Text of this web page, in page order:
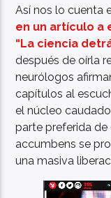
Así nos lo cuenta
en un artículo a
“La ciencia
después de oírla
neurólogos
capítulos al
el núcleo
parte preferida de
accumbens se
una masiva